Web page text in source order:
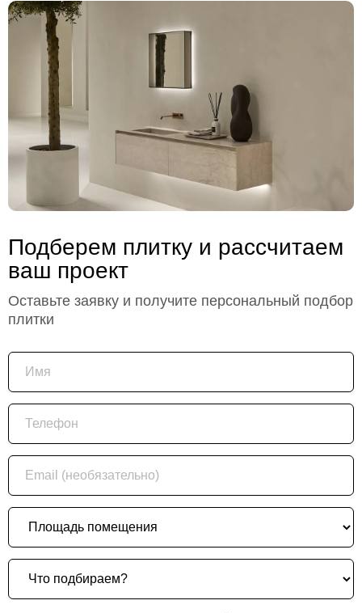
Подберем плитку и рассчитаем
ваш проект
Оставьте заявку и получите персональный подбор
плитки
Имя
Телефон
Email (необязательно)
Площадь помещения
Что подбираем?